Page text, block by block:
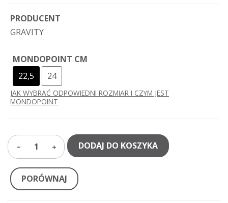
PRODUCENT
GRAVITY
MONDOPOINT CM
22,5
24
JAK WYBRAĆ ODPOWIEDNI ROZMIAR I CZYM JEST
MONDOPOINT
1 DODAJ DO KOSZYKA
PORÓWNAJ